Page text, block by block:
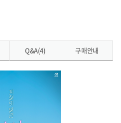
Q&A(4) 구매안내